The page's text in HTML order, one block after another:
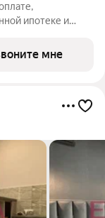
ипотеке и
В северной
мне